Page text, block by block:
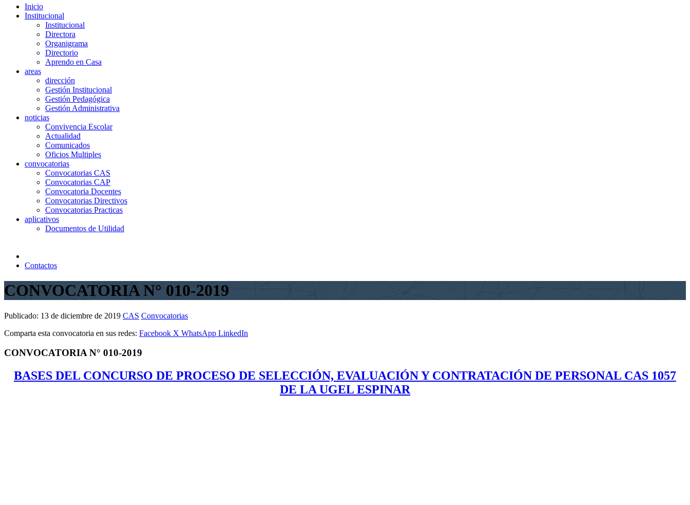
Inicio
Institucional
Institucional
Directora
Organigrama
Directorio
Aprendo en Casa
areas
dirección
Gestión Institucional
Gestión Pedagógica
Gestión Administrativa
noticias
Convivencia Escolar
Actualidad
Comunicados
Oficios Multiples
convocatorias
Convocatorias CAS
Convocatorias CAP
Convocatoria Docentes
Convocatorias Directivos
Convocatorias Practicas
aplicativos
Documentos de Utilidad
Contactos
CONVOCATORIA N° 010-2019
Publicado: 13 de diciembre de 2019 CAS Convocatorias
Comparta esta convocatoria en sus redes: Facebook X WhatsApp LinkedIn
CONVOCATORIA N° 010-2019
BASES DEL CONCURSO DE PROCESO DE SELECCIÓN, EVALUACIÓN Y CONTRATACIÓN DE PERSONAL CAS 1057
DE LA UGEL ESPINAR